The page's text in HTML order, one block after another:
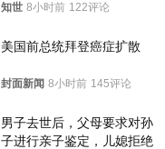
知世 8小时前 122评论
美国前总统拜登癌症扩散
封面新闻 8小时前 145评论
男子去世后，父母要求对孙
子进行亲子鉴定，儿媳拒绝